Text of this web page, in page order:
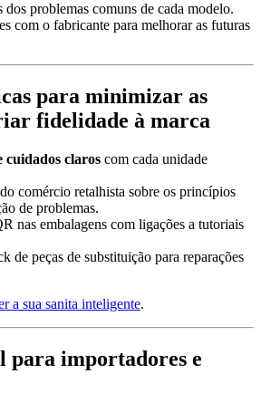
dos problemas comuns de cada modelo.
com o fabricante para melhorar as futuras
para minimizar as
fidelidade à marca
cuidados claros com cada unidade
comércio retalhista sobre os princípios
de problemas.
nas embalagens com ligações a tutoriais
de peças de substituição para reparações
a sua sanita inteligente.
para importadores e